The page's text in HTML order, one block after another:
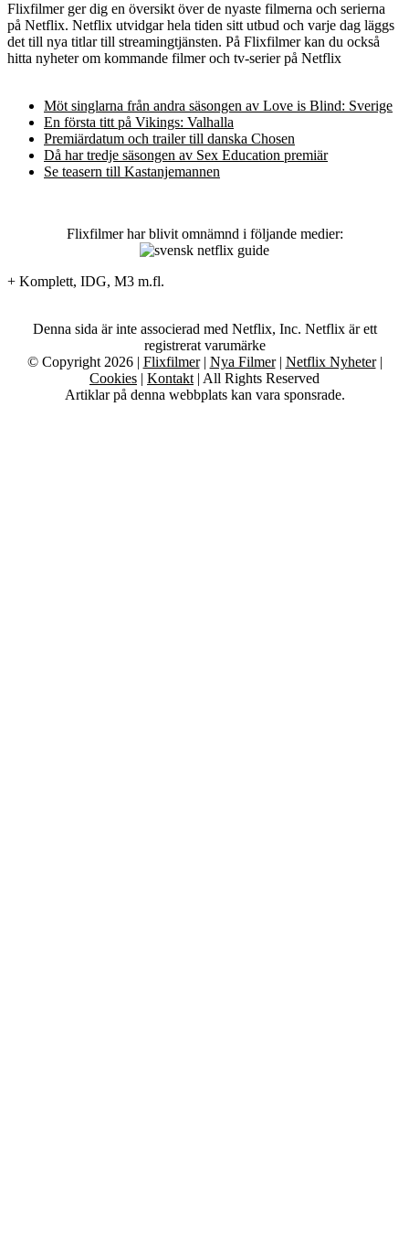
Flixfilmer ger dig en översikt över de nyaste filmerna och serierna
på Netflix. Netflix utvidgar hela tiden sitt utbud och varje dag läggs
det till nya titlar till streamingtjänsten. På Flixfilmer kan du också
hitta nyheter om kommande filmer och tv-serier på Netflix
Möt singlarna från andra säsongen av Love is Blind: Sverige
En första titt på Vikings: Valhalla
Premiärdatum och trailer till danska Chosen
Då har tredje säsongen av Sex Education premiär
Se teasern till Kastanjemannen
Flixfilmer har blivit omnämnd i följande medier:
+ Komplett, IDG, M3 m.fl.
Denna sida är inte associerad med Netflix, Inc. Netflix är ett
registrerat varumärke
© Copyright 2026 | Flixfilmer| Nya Filmer| Netflix Nyheter|
Cookies | Kontakt | All Rights Reserved
Artiklar på denna webbplats kan vara sponsrade.